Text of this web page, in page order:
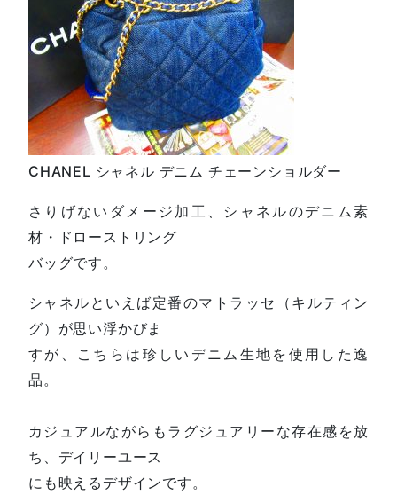
CHANEL シャネル デニム チェーンショルダー
さりげないダメージ加工、 シャネルのデニム素
材・ドローストリング
バッグです。
シャネルといえば定番のマトラッセ（キルティン
グ）が思い浮かびま
すが、こちらは珍しいデニム生地を使用した逸
品。
カジュアルながらもラグジュアリーな存在感を放
ち、デイリーユース
にも映えるデザインです。